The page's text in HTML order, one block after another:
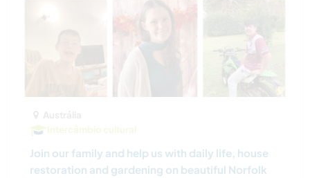
Intercâmbio cultural
Join our family and help us with daily life, house
restoration and gardening on beautiful Norfolk